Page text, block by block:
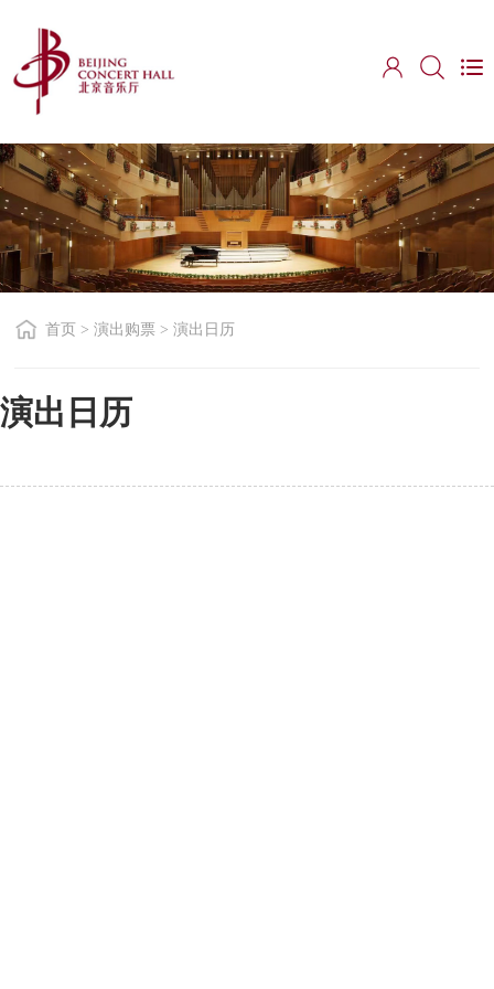
首页 >演出购票 >演出日历
演出日历